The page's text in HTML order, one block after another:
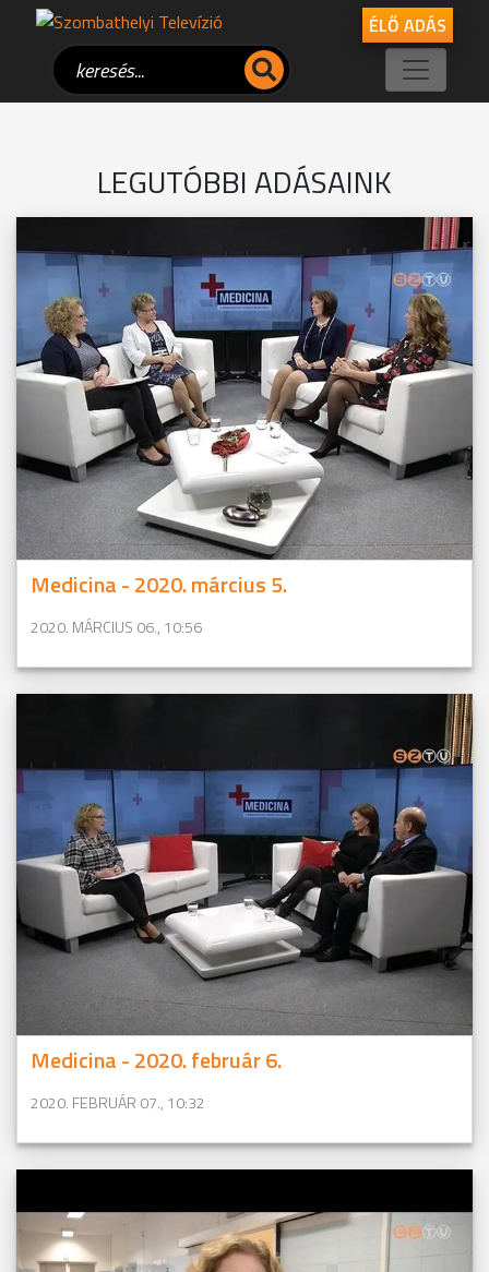
ÉLŐ ADÁS
LEGUTÓBBI ADÁSAINK
Medicina - 2020. március 5.
2020. MÁRCIUS 06., 10:56
Medicina - 2020. február 6.
2020. FEBRUÁR 07., 10:32